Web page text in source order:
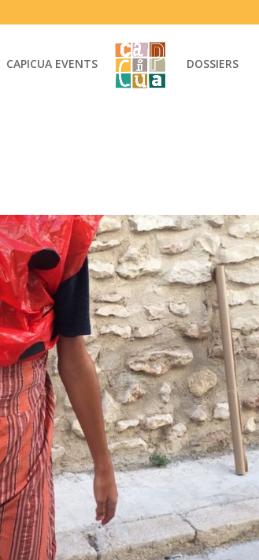
CAPICUA EVENTS DOSSIERS